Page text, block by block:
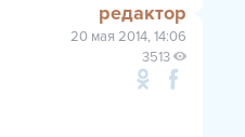
редактор
20 мая 2014, 14:06
3513